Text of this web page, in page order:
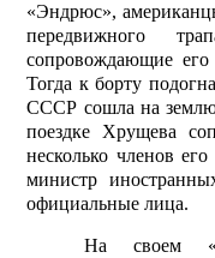
«Эндрюс»,
передвижного
сопровождающие
Тогда к борту
СССР сошла на
поездке Хрущева
несколько членов
министр
официальные лица.
На своем